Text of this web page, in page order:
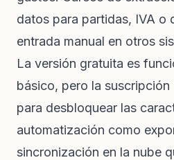
datos para partidas, IVA o
entrada manual en otros
La versión gratuita es
básico, pero la
para desbloquear las
automatización como
sincronización en la nube